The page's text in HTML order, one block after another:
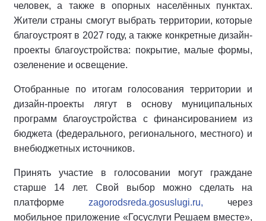
человек, а также в опорных населённых пунктах.
Жители страны смогут выбрать территории, которые
благоустроят в 2027 году, а также конкретные дизайн-
проекты благоустройства: покрытие, малые формы,
озеленение и освещение.
Отобранные по итогам голосования территории и
дизайн-проекты лягут в основу муниципальных
программ благоустройства с финансированием из
бюджета (федерального, регионального, местного) и
внебюджетных источников.
Принять участие в голосовании могут граждане
старше 14 лет. Свой выбор можно сделать на
платформе zagorodsreda.gosuslugi.ru, через
мобильное приложение «Госуслуги Решаем вместе»,